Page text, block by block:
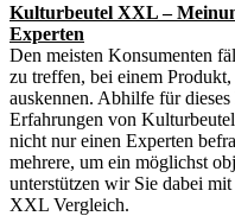
Kulturbeutel XXL –
Experten
Den meisten Konsumenten
zu treffen, bei einem
auskennen. Abhilfe für
Erfahrungen von
nicht nur einen Experten
mehrere, um ein möglichst
unterstützen wir Sie dabei
XXL Vergleich.